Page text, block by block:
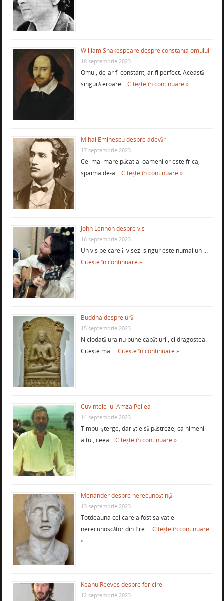
William Shakespeare despre constanţa omului
18 septembrie 2023
Omul, de-ar fi constant, ar fi perfect. Această
singură eroare …Citește în continuare »
Mihai Eminescu despre adevăr
17 septembrie 2023
Cel mai mare păcat al oamenilor este frica,
spaima de-a …Citește în continuare »
John Lennon despre vis
16 septembrie 2023
Un vis pe care îl visezi singur este numai un …
Citește în continuare »
Buddha despre ură
15 septembrie 2023
Niciodată ura nu pune capăt urii, ci dragostea.
Citește mai …Citește în continuare »
Cuvintele lui Amza Pellea
14 septembrie 2023
Timpul şterge, dar ştie să păstreze, ca nimeni
altul, ceea …Citește în continuare »
Menander despre nerecunoştinţă
13 septembrie 2023
Totdeauna cel care a fost salvat e
nerecunoscător din fire. …Citește în continuare
»
Keanu Reeves despre fericire
12 septembrie 2023